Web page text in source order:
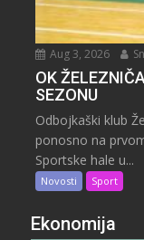
Aug 3, 2026
OK
SEZONU
Odbojkaški klub
ponosno na
Sportske hale u...
Novosti Sport
Ekonomija